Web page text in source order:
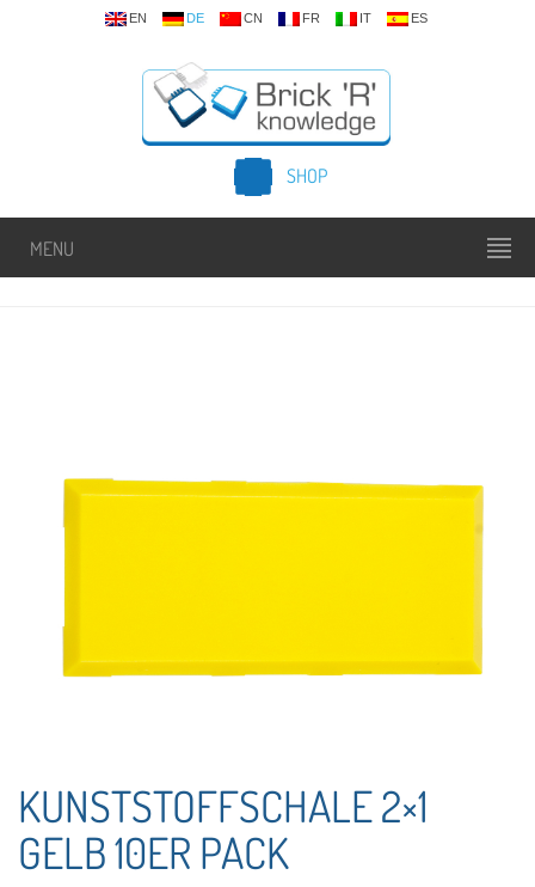
EN DE CN FR IT ES
SHOP
MENU
KUNSTSTOFFSCHALE 2×1
GELB 10ER PACK